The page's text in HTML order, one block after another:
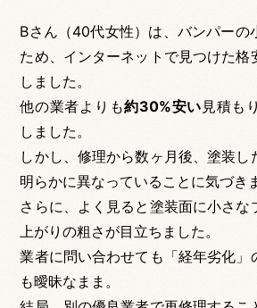
Bさん（40代女性）は、バンパーの
ため、インターネットで見つけた格
しました。
他の業者よりも約30%安い 見積も
しました。
しかし、修理から数ヶ月後、塗装し
明らかに異なっていることに気づき
さらに、よく見ると塗装面に小さな
上がりの粗さが目立ちました。
業者に問い合わせても「経年劣化」
も曖昧なまま。